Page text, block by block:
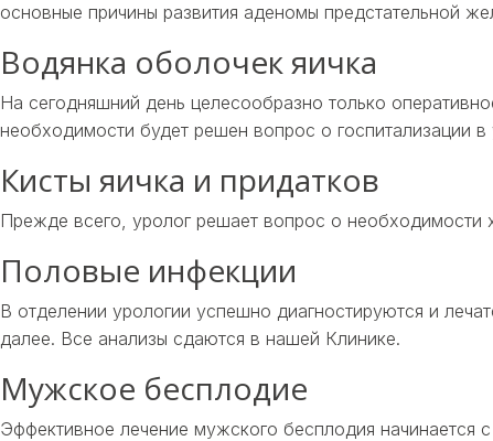
основные причины развития аденомы предстательной
Водянка оболочек яичка
На сегодняшний день целесообразно только
необходимости будет решен вопрос о госпитализации в
Кисты яичка и придатков
Прежде всего, уролог решает вопрос о необходимости
Половые инфекции
В отделении урологии успешно диагностируются и
далее. Все анализы сдаются в нашей Клинике.
Мужское бесплодие
Эффективное лечение мужского бесплодия начинается